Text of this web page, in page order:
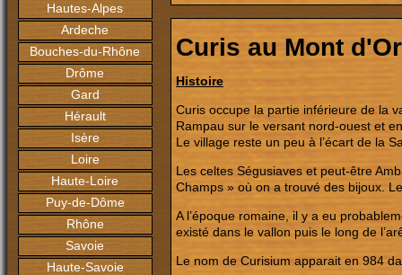
Hautes-Alpes
Ardeche
Bouches-du-Rhône
Drôme
Gard
Hérault
Isère
Loire
Haute-Loire
Puy-de-Dôme
Rhône
Savoie
Haute-Savoie
Curis au Mont d'Or
Histoire
Curis occupe la partie inférieure de la
Rampau sur le versant nord-ouest et
Le village reste un peu à l’écart de la
Les celtes Ségusiaves et peut-être
Champs » où on a trouvé des bijoux.
A l’époque romaine, il y a eu
existé dans le vallon puis le long de
Le nom de Curisium apparait en 984